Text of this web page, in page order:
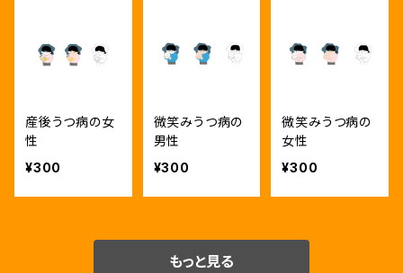
産後うつ病の女
性
¥300
微笑みうつ病の
男性
¥300
微笑みうつ病の
女性
¥300
もっと見る